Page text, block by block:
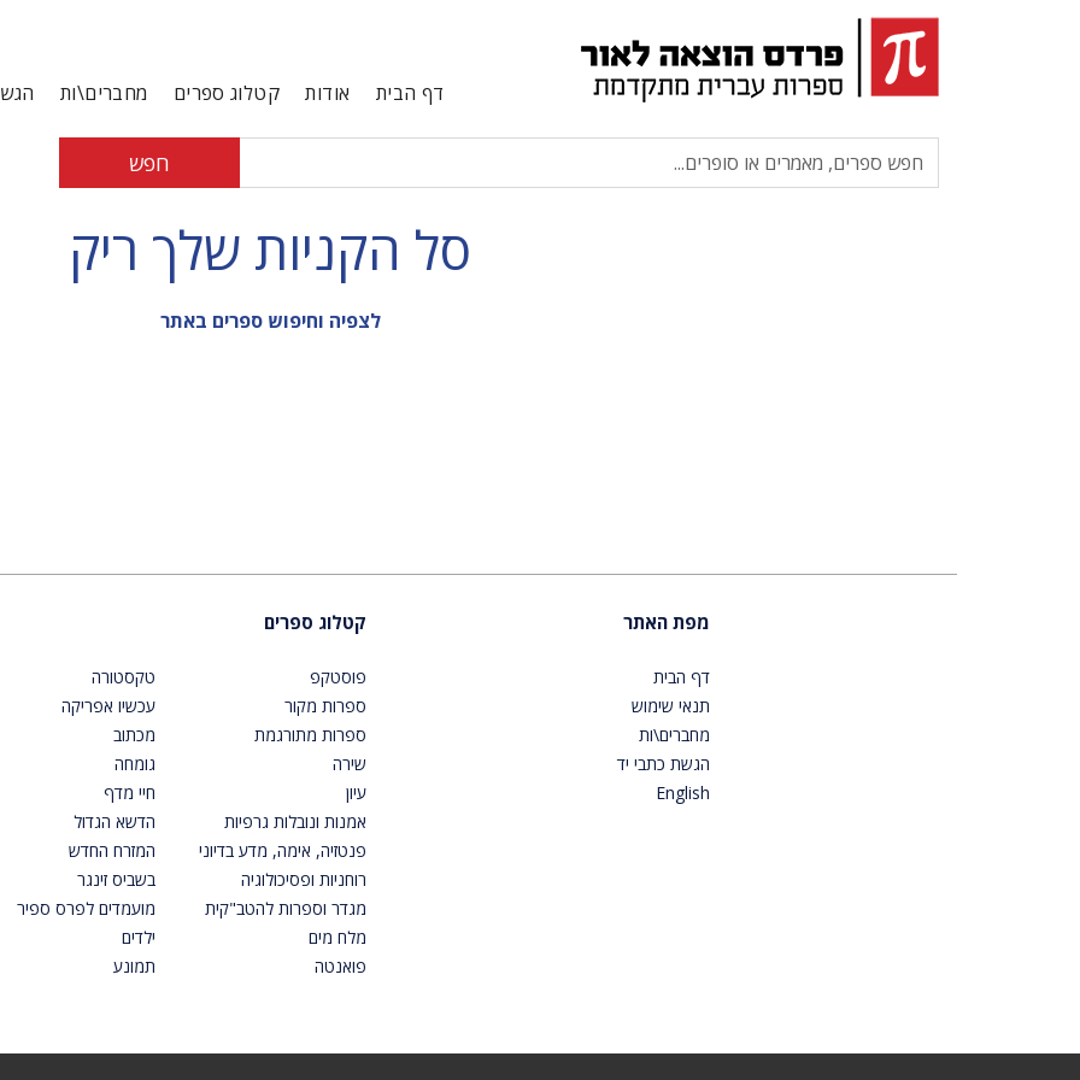
דף הבית אודות קטלוג ספרים מחברים\ות
חפש
סל הקניות שלך ריק
לצפיה וחיפוש ספרים באתר
מפת האתר
דף הבית
תנאי שימוש
מחברים\ות
הגשת כתבי יד
English
קטלוג ספרים
פוסטקפ
ספרות מקור
ספרות מתורגמת
שירה
עיון
אמנות ונובלות גרפיות
פנטזיה, אימה, מדע בדיוני
רוחניות ופסיכולוגיה
מגדר וספרות להטב"קית
מלח מים
פואנטה
טקסטורה
עכשיו אפריקה
מכתוב
גומחה
חיי מדף
הדשא הגדול
המזרח החדש
בשביס זינגר
מועמדים לפרס ספיר
ילדים
תמונע